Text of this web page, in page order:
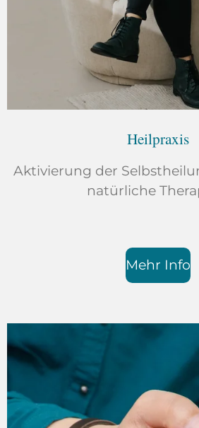
Heilpraxis
Aktivierung der
natürliche
Mehr Info